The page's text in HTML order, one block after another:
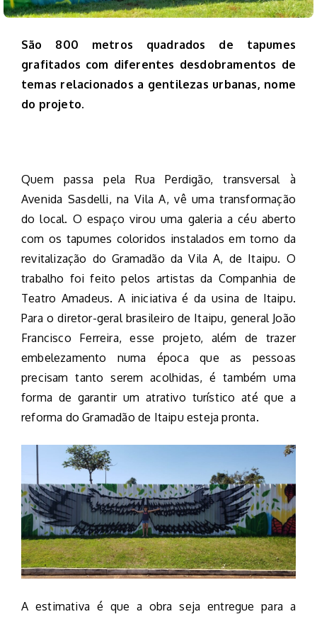
São 800 metros quadrados de tapumes
grafitados com diferentes desdobramentos de
temas relacionados a gentilezas urbanas, nome
do projeto.
Quem passa pela Rua Perdigão, transversal à
Avenida Sasdelli, na Vila A, vê uma transformação
do local. O espaço virou uma galeria a céu aberto
com os tapumes coloridos instalados em torno da
revitalização do Gramadão da Vila A, de Itaipu. O
trabalho foi feito pelos artistas da Companhia de
Teatro Amadeus. A iniciativa é da usina de Itaipu.
Para o diretor-geral brasileiro de Itaipu, general João
Francisco Ferreira, esse projeto, além de trazer
embelezamento numa época que as pessoas
precisam tanto serem acolhidas, é também uma
forma de garantir um atrativo turístico até que a
reforma do Gramadão de Itaipu esteja pronta.
A estimativa é que a obra seja entregue para a